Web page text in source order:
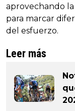
aprovechando
para marcar
del esfuerzo.
Leer más